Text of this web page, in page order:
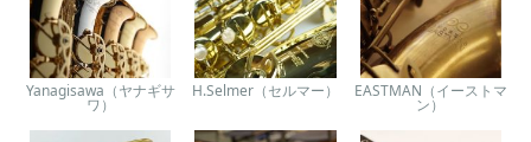
Yanagisawa（ヤナギサ
ワ）
H.Selmer（セルマー） EASTMAN（イーストマ
ン）